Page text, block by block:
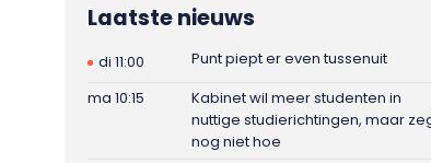
Laatste nieuws
di 11:00
Punt piept er even tussenuit
ma 10:15
Kabinet wil meer studenten in
nuttige studierichtingen, maar
nog niet hoe